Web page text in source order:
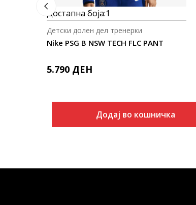
Достапна боја:1
Nike PSG B NSW TECH FLC PANT
Детски долен дел тренерки
5.790 ДЕН
Додај во кошничка